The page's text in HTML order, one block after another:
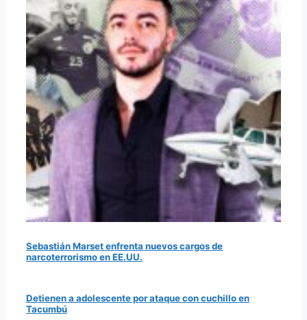
Sebastián Marset enfrenta nuevos cargos de
narcoterrorismo en EE.UU.
Detienen a adolescente por ataque con cuchillo en
Tacumbú